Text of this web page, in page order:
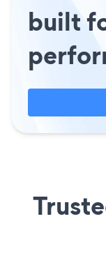
built